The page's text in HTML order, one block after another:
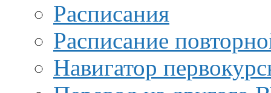
Расписания
Расписание
Навигатор